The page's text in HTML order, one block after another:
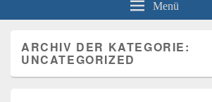
Menü
ARCHIV DER KATEGORIE:
UNCATEGORIZED